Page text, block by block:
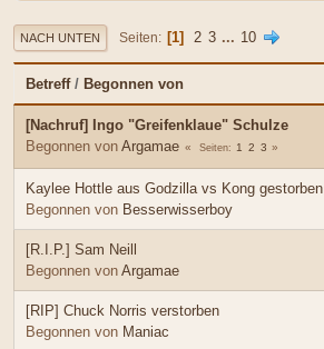
NACH UNTEN Seiten 1 2 3 ... 10
Betreff/ Begonnen von
[Nachruf] Ingo "Greifenklaue" Schulze
Begonnen von Argamae Seiten 1 2 3
Kaylee Hottle aus Godzilla vs Kong gestorben
Begonnen von Besserwisserboy
[R.I.P.] Sam Neill
Begonnen von Argamae
[RIP] Chuck Norris verstorben
Begonnen von Maniac